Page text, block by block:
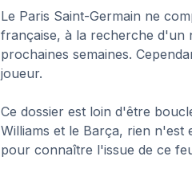
Le Paris Saint-Germain ne
française, à la recherche d'un
prochaines semaines.
joueur.
Ce dossier est loin d'être
Williams et le Barça, rien n'est
pour connaître l'issue de ce